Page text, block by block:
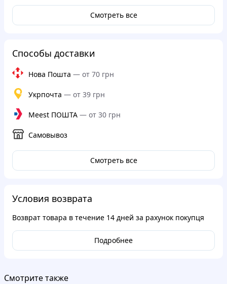
Смотреть все
Способы доставки
Нова Пошта — от 70 грн
Укрпочта — от 39 грн
Meest ПОШТА — от 30 грн
Самовывоз
Смотреть все
Условия возврата
Возврат товара в течение 14 дней за рахунок покупця
Подробнее
Смотрите также